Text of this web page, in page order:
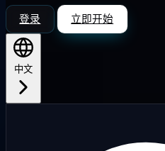
登录 立即开始
中文